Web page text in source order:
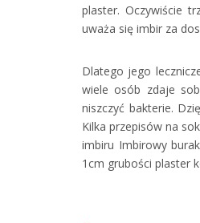
plaster. Oczywiście
uważa się imbir za
Dlatego jego
wiele osób zdaje
niszczyć bakterie.
Kilka przepisów na
imbiru Imbirowy
1cm grubości plaster